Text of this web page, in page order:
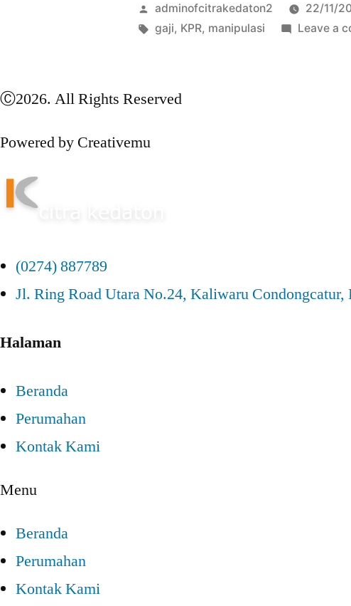
adminofcitrakedaton2 22/11/
gaji, KPR, manipulasi Leave a
Ⓒ2026. All Rights Reserved
Powered by Creativemu
(0274) 887789
Jl. Ring Road Utara No.24, Kaliwaru
Halaman
Beranda
Perumahan
Kontak Kami
Menu
Beranda
Perumahan
Kontak Kami